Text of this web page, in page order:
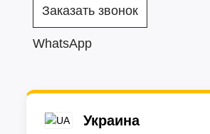
Заказать звонок
WhatsApp
Украина